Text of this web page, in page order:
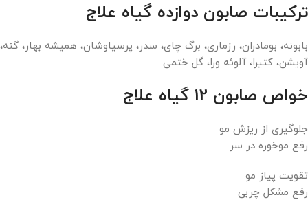
ترکیبات صابون دوازده گیاه علاج
بابونه، بومادران، رزماری، برگ چای، سدر، پرسیاوشان، همیشه بهار، گنه،
آویشن، کتیرا، آلوئه ورا، گل ختمی
خواص صابون 12 گیاه علاج
جلوگیری از ریزش مو
رفع موخوره در سر
تقویت پیاز مو
رفع مشکل چربی